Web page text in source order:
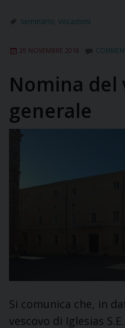
seminario vocazioni
29 NOVEMBRE 2018
Nomina del
generale
Si comunica che, in
vescovo di Iglesias